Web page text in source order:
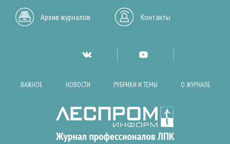
Архив журналов Контакты
ВАЖНОЕ НОВОСТИ РУБРИКИ И ТЕМЫ О ЖУРНАЛЕ